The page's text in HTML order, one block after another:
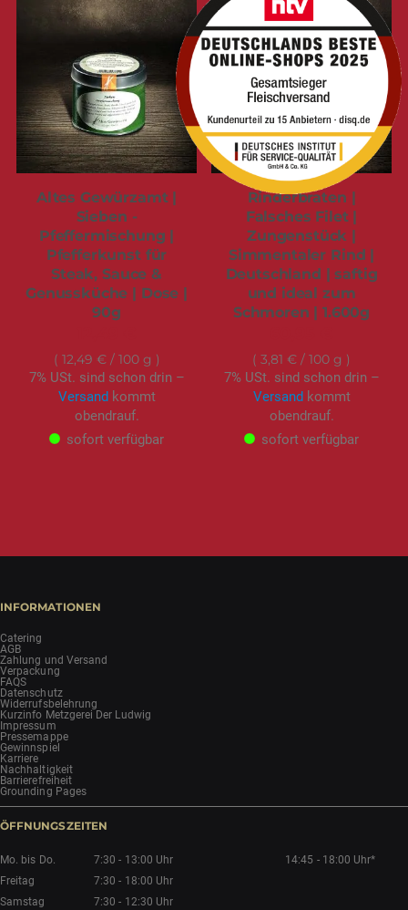
Altes Gewürzamt |
Sieben -
Pfeffermischung |
Pfefferkunst für
Steak, Sauce &
Genussküche | Dose |
90g
12,49 €/ 100 g
7% USt. sind schon drin –
Versandkommt
obendrauf.
sofort verfügbar
Rinderbraten |
Falsches Filet |
Zungenstück |
Simmentaler Rind |
Deutschland | saftig
und ideal zum
Schmoren | 1.600g
3,81 € / 100 g
7% USt. sind schon drin –
Versandkommt
obendrauf.
sofort verfügbar
INFORMATIONEN
Catering
AGB
Zahlung und Versand
Verpackung
FAQS
Datenschutz
Widerrufsbelehrung
Kurzinfo Metzgerei Der Ludwig
Impressum
Pressemappe
Gewinnspiel
Karriere
Nachhaltigkeit
Barrierefreiheit
Grounding Pages
ÖFFNUNGSZEITEN
Mo. bis Do. 7:30 - 13:00 Uhr
14:45 - 18:00 Uhr*
Freitag
7:30 - 18:00 Uhr
Samstag
7:30 - 12:30 Uhr